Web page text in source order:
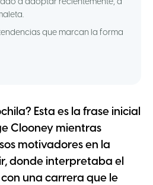
a adoptar recientemente, a
que marcan la forma
Esta es la frase inicial
Clooney mientras
motivadores en la
donde interpretaba el
una carrera que le